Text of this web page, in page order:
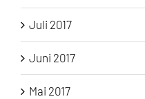
Juli 2017
Juni 2017
Mai 2017